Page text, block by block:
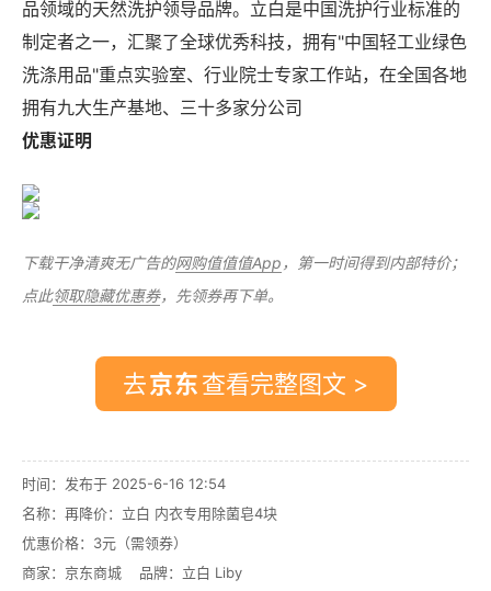
品领域的天然洗护领导品牌。立白是中国洗护行业标准的
制定者之一，汇聚了全球优秀科技，拥有"中国轻工业绿色
洗涤用品"重点实验室、行业院士专家工作站，在全国各地
拥有九大生产基地、三十多家分公司
优惠证明
下载干净清爽无广告的网购值值值App ，第一时间得到内部特价；
点此领取隐藏优惠券，先领券再下单。
去 查看完整图文 >
时间：发布于 2025-6-16 12:54
名称： 再降价：立白 内衣专用除菌皂4块
优惠价格： 3元（需领券）
商家： 京东商城 品牌： 立白 Liby